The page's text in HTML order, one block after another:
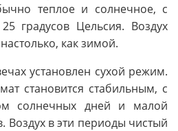
теплое и солнечное, с
градусов Цельсия. Воздух
как зимой.
установлен сухой режим.
становится стабильным, с
солнечных дней и малой
Воздух в эти периоды чистый